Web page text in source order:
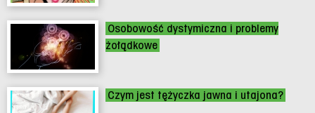
Osobowość dystymiczna i problemy
żołądkowe
Czym jest tężyczka jawna i utajona?